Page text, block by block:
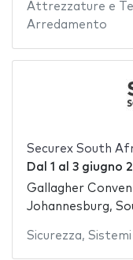
Attrezzature e
Arredamento
Securex South
Dal 1 al 3 giugno
Gallagher
Johannesburg,
Sicurezza, Sistemi